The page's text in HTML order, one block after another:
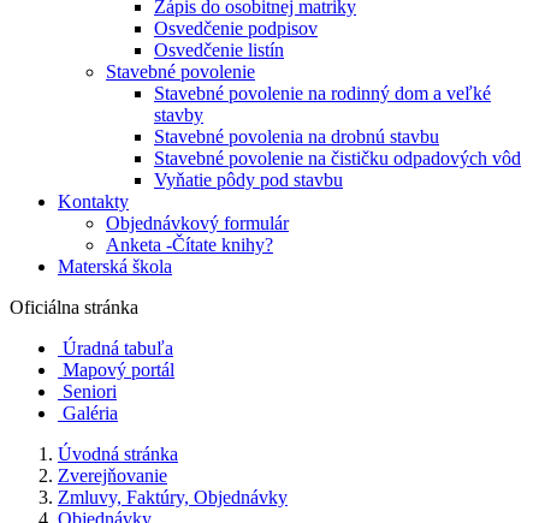
Zápis do osobitnej matriky
Osvedčenie podpisov
Osvedčenie listín
Stavebné povolenie
Stavebné povolenie na rodinný dom a veľké
stavby
Stavebné povolenia na drobnú stavbu
Stavebné povolenie na čističku odpadových vôd
Vyňatie pôdy pod stavbu
Kontakty
Objednávkový formulár
Anketa -Čítate knihy?
Materská škola
Oficiálna stránka
Úradná tabuľa
Mapový portál
Seniori
Galéria
Úvodná stránka
Zverejňovanie
Zmluvy, Faktúry, Objednávky
Objednávky